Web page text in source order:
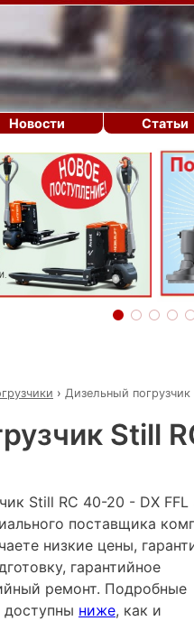
› Дизельный
Still
Still RC 40-20 - DX FFL
поставщика
низкие цены,
гарантийное
ремонт. Подробные
доступны ниже, как и
Новости Статьи